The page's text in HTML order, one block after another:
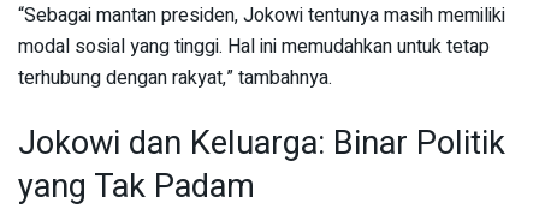
“Sebagai mantan presiden, Jokowi tentunya masih memiliki
modal sosial yang tinggi. Hal ini memudahkan untuk tetap
terhubung dengan rakyat,” tambahnya.
Jokowi dan Keluarga: Binar Politik
yang Tak Padam